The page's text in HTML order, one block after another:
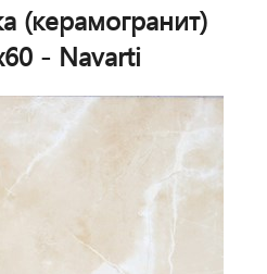
(керамогранит)
- Navarti